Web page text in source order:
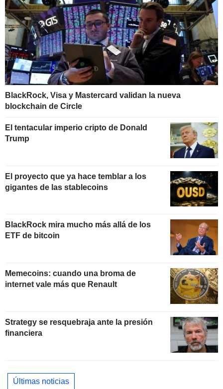
BlackRock, Visa y Mastercard validan la nueva
blockchain de Circle
El tentacular imperio cripto de Donald
Trump
El proyecto que ya hace temblar a los
gigantes de las stablecoins
BlackRock mira mucho más allá de los
ETF de bitcoin
Memecoins: cuando una broma de
internet vale más que Renault
Strategy se resquebraja ante la presión
financiera
Últimas noticias